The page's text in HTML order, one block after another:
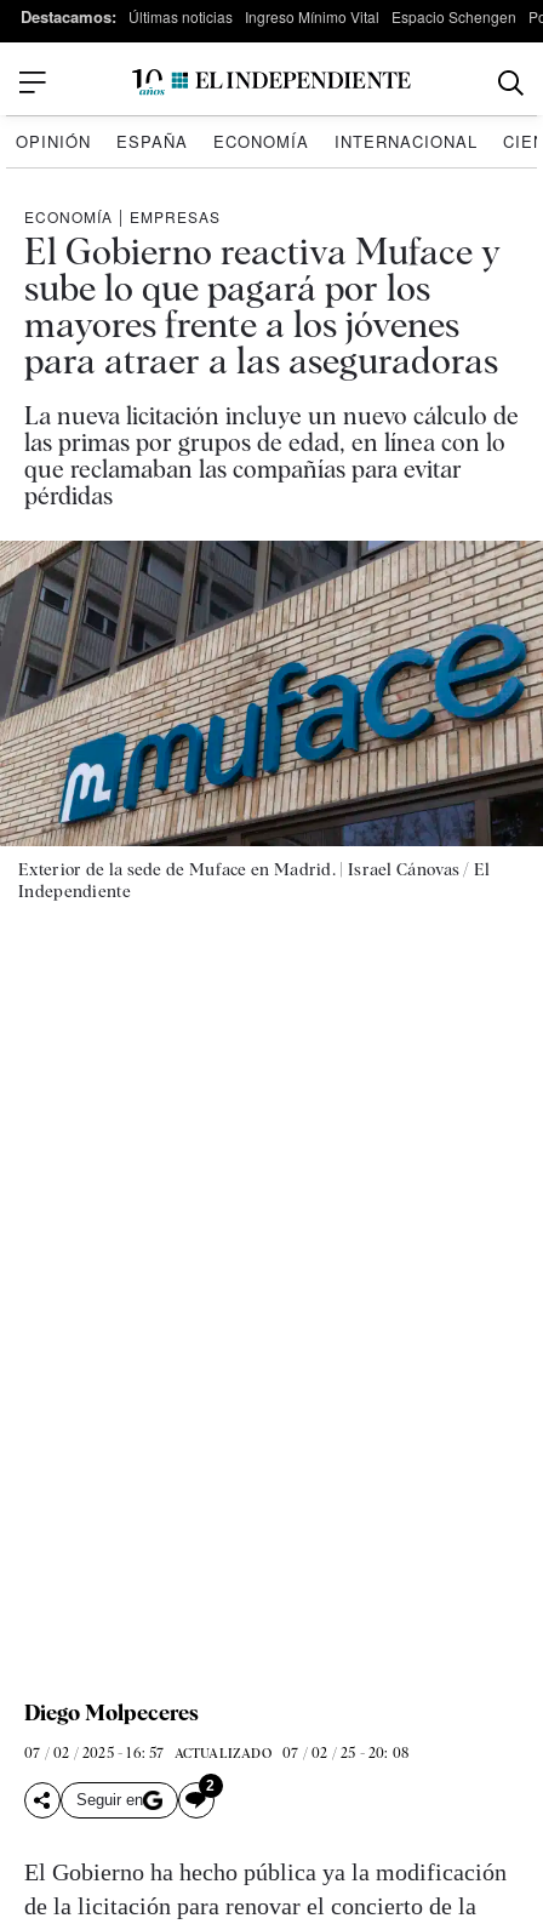
Destacamos: Últimas noticias Ingreso Mínimo Vital Espacio Schengen
OPINIÓN ESPAÑA ECONOMÍA INTERNACIONAL
ECONOMÍA | EMPRESAS
El Gobierno reactiva Muface y
sube lo que pagará por los
mayores frente a los jóvenes
para atraer a las aseguradoras
La nueva licitación incluye un nuevo cálculo de
las primas por grupos de edad, en línea con lo
que reclamaban las compañías para evitar
pérdidas
Exterior de la sede de Muface en Madrid. | Israel Cánovas / El
Independiente
Diego Molpeceres
07 / 02 / 2025 - 16: 57 ACTUALIZADO 07 / 02 / 25 - 20: 08
Seguir en
2
El Gobierno ha hecho pública ya la modificación
de la licitación para renovar el concierto de la